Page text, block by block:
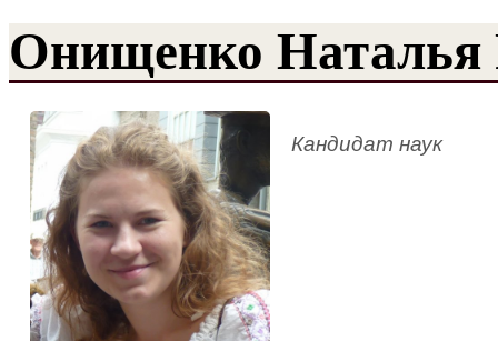
Онищенко Наталья
Кандидат наук